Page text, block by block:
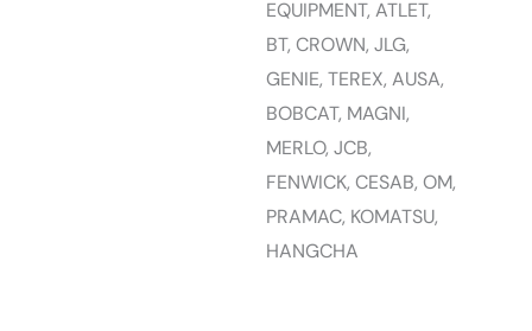
EQUIPMENT, ATLET,
BT, CROWN, JLG,
GENIE, TEREX, AUSA,
BOBCAT, MAGNI,
MERLO, JCB,
FENWICK, CESAB, OM,
PRAMAC, KOMATSU,
HANGCHA